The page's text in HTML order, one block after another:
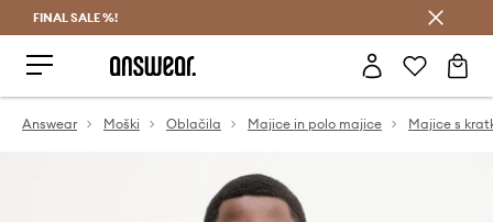
FINAL SALE %!
Answear Moški Oblačila Majice in polo majice Majice s